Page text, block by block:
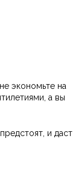
экономьте на
а вы
и даст